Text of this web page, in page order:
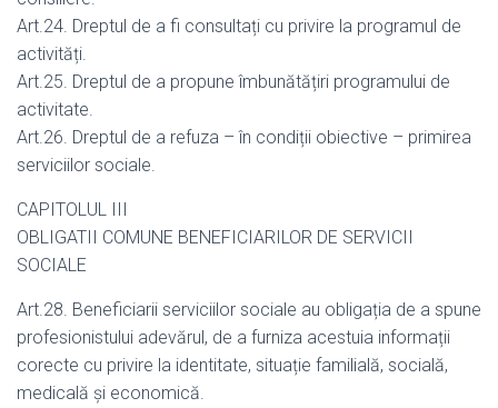
Art.24. Dreptul de a fi consultați cu privire la programul de
activități.
Art.25. Dreptul de a propune îmbunătățiri programului de
activitate.
Art.26. Dreptul de a refuza – în condiții obiective – primirea
serviciilor sociale.
CAPITOLUL III
OBLIGATII COMUNE BENEFICIARILOR DE SERVICII
SOCIALE
Art.28. Beneficiarii serviciilor sociale au obligația de a spune
profesionistului adevărul, de a furniza acestuia informații
corecte cu privire la identitate, situație familială, socială,
medicală și economică.